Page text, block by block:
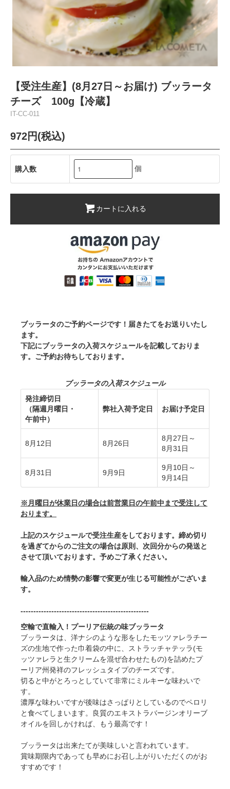
【受注生産】(8月27日～お届け) ブッラータ
チーズ 100g【冷蔵】
IT-CC-011
972円(税込)
購入数 個
カートに入れる
ブッラータのご予約ページです！届きたてをお送りいたし
ます。
下記にブッラータの入荷スケジュールを記載しておりま
す。ご予約お待ちしております。
ブッラータの入荷スケジュール
発注締切日
（隔週月曜日・
午前中）
弊社入荷予定日 お届け予定日
8月12日 8月26日
8月27日～
8月31日
8月31日 9月9日
9月10日～
9月14日
※月曜日が休業日の場合は前営業日の午前中まで受注して
おります。
上記のスケジュールで受注生産をしております。締め切り
を過ぎてからのご注文の場合は原則、次回分からの発送と
させて頂いております。予めご了承ください。
輸入品のため情勢の影響で変更が生じる可能性がございま
す。
--------------------------------------------------
空輸で直輸入！プーリア伝統の味ブッラータ
ブッラータは、洋ナシのような形をしたモッツァレラチー
ズの生地で作った巾着袋の中に、ストラッチャテッラ(モ
ッツァレラと生クリームを混ぜ合わせたもの)を詰めたプ
ーリア州発祥のフレッシュタイプのチーズです。
切ると中がとろっとしていて非常にミルキーな味わいで
す。
濃厚な味わいですが後味はさっぱりとしているのでペロリ
と食べてしまいます。良質のエキストラバージンオリーブ
オイルを回しかければ、もう最高です！
ブッラータは出来たてが美味しいと言われています。
賞味期限内であっても早めにお召し上がりいただくのがお
すすめです！